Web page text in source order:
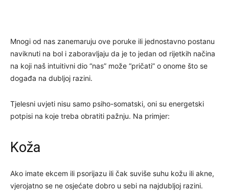
Mnogi od nas zanemaruju ove poruke ili jednostavno postanu
naviknuti na bol i zaboravljaju da je to jedan od rijetkih načina
na koji naš intuitivni dio “nas” može “pričati” o onome što se
događa na dubljoj razini.
Tjelesni uvjeti nisu samo psiho-somatski, oni su energetski
potpisi na koje treba obratiti pažnju. Na primjer:
Koža
Ako imate ekcem ili psorijazu ili čak suviše suhu kožu ili akne,
vjerojatno se ne osjećate dobro u sebi na najdubljoj razini.